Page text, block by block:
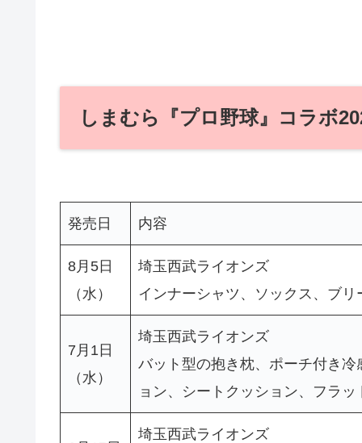
しまむら『プロ野球』コラボ
発売日 内容
8月5日
（水）
埼玉西武ライオンズ
インナーシャツ、ソックス、ブリ
7月1日
（水）
埼玉西武ライオンズ
バット型の抱き枕、ポーチ付き
ョン、シートクッション、フラッ
埼玉西武ライオンズ